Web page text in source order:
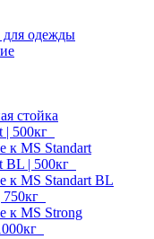
одежды
стойка
| 500кг
к MS Standart
BL | 500кг
к MS Standart BL
к MS Strong